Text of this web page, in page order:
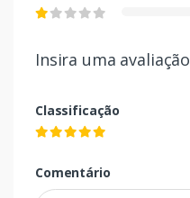
Insira uma avaliação
Classificação
Comentário